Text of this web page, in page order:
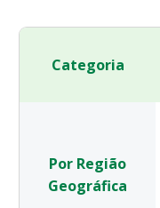
Categoria
Por Região
Geográfica